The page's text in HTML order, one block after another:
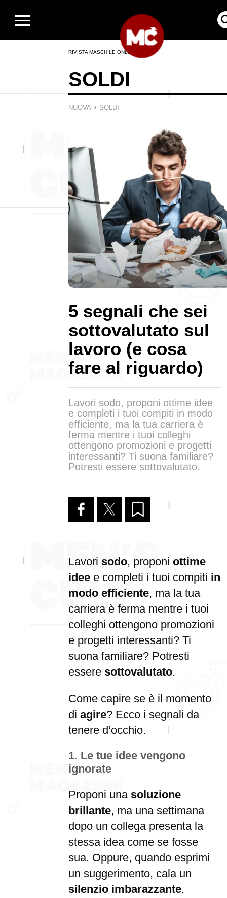
RIVISTA MASCHILE ONLINE
SOLDI
NUOVA › SOLDI
5 segnali che sei
sottovalutato sul
lavoro (e cosa
fare al riguardo)
Lavori sodo, proponi ottime idee
e completi i tuoi compiti in modo
efficiente, ma la tua carriera è
ferma mentre i tuoi colleghi
ottengono promozioni e progetti
interessanti? Ti suona familiare?
Potresti essere sottovalutato.
Lavori sodo, proponi ottime
idee e completi i tuoi compiti in
modo efficiente, ma la tua
carriera è ferma mentre i tuoi
colleghi ottengono promozioni
e progetti interessanti? Ti
suona familiare? Potresti
essere sottovalutato.
Come capire se è il momento
di agire? Ecco i segnali da
tenere d’occhio.
1. Le tue idee vengono
ignorate
Proponi unasoluzione
brillante, ma una settimana
dopo un collega presenta la
stessa idea come se fosse
sua. Oppure, quando esprimi
un suggerimento, cala un
silenzio imbarazzante,